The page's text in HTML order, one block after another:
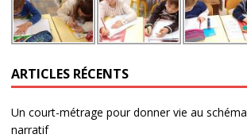
ARTICLES RÉCENTS
Un court-métrage pour donner vie au schéma
narratif